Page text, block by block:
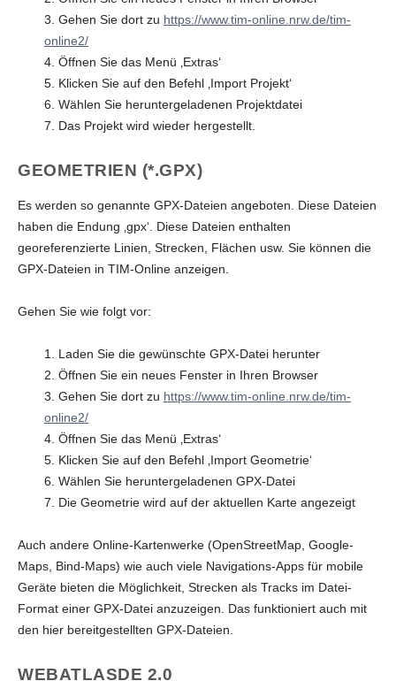
3. Gehen Sie dort zu https://www.tim-online.nrw.de/tim-
online2/
4. Öffnen Sie das Menü ‚Extras‘
5. Klicken Sie auf den Befehl ‚Import Projekt‘
6. Wählen Sie heruntergeladenen Projektdatei
7. Das Projekt wird wieder hergestellt.
GEOMETRIEN (*.GPX)
Es werden so genannte GPX-Dateien angeboten. Diese Dateien
haben die Endung ‚gpx‘. Diese Dateien enthalten
georeferenzierte Linien, Strecken, Flächen usw. Sie können die
GPX-Dateien in TIM-Online anzeigen.
Gehen Sie wie folgt vor:
1. Laden Sie die gewünschte GPX-Datei herunter
2. Öffnen Sie ein neues Fenster in Ihren Browser
3. Gehen Sie dort zu https://www.tim-online.nrw.de/tim-
online2/
4. Öffnen Sie das Menü ‚Extras‘
5. Klicken Sie auf den Befehl ‚Import Geometrie‘
6. Wählen Sie heruntergeladenen GPX-Datei
7. Die Geometrie wird auf der aktuellen Karte angezeigt
Auch andere Online-Kartenwerke (OpenStreetMap, Google-
Maps, Bind-Maps) wie auch viele Navigations-Apps für mobile
Geräte bieten die Möglichkeit, Strecken als Tracks im Datei-
Format einer GPX-Datei anzuzeigen. Das funktioniert auch mit
den hier bereitgestellten GPX-Dateien.
WEBATLASDE 2.0